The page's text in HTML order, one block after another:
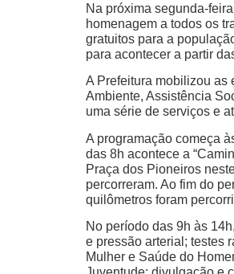
Na próxima segunda-
homenagem a todos os
gratuitos para a
para acontecer a partir
A Prefeitura mobilizou as
Ambiente, Assistência
uma série de serviços e
A programação começa
das 8h acontece a
Praça dos Pioneiros
percorreram. Ao fim do
quilômetros foram
No período das 9h às
e pressão arterial; testes
Mulher e Saúde do